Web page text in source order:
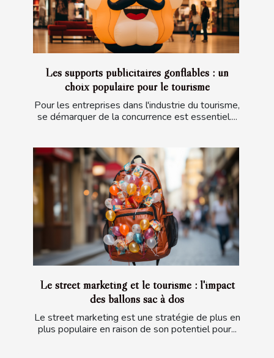
Les supports publicitaires gonflables : un
choix populaire pour le tourisme
Pour les entreprises dans l'industrie du tourisme,
se démarquer de la concurrence est essentiel....
Le street marketing et le tourisme : l'impact
des ballons sac à dos
Le street marketing est une stratégie de plus en
plus populaire en raison de son potentiel pour...